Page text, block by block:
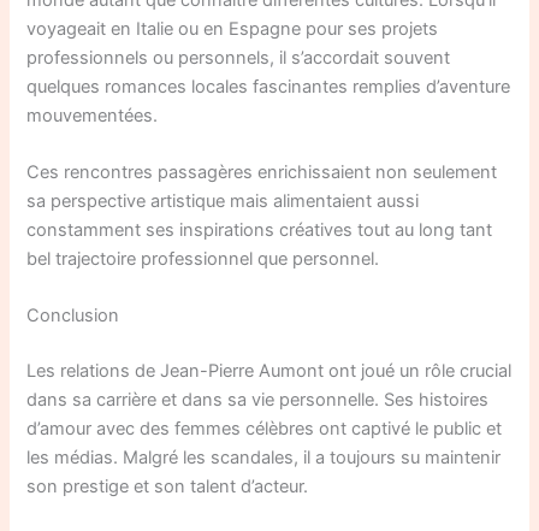
voyageait en Italie ou en Espagne pour ses projets
professionnels ou personnels, il s’accordait souvent
quelques romances locales fascinantes remplies d’aventure
mouvementées.
Ces rencontres passagères enrichissaient non seulement
sa perspective artistique mais alimentaient aussi
constamment ses inspirations créatives tout au long tant
bel trajectoire professionnel que personnel.
Conclusion
Les relations de Jean-Pierre Aumont ont joué un rôle crucial
dans sa carrière et dans sa vie personnelle. Ses histoires
d’amour avec des femmes célèbres ont captivé le public et
les médias. Malgré les scandales, il a toujours su maintenir
son prestige et son talent d’acteur.